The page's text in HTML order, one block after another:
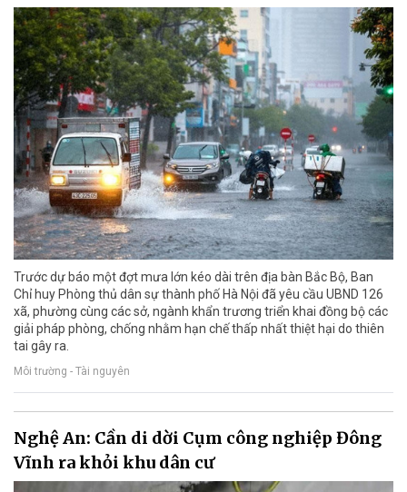
Trước dự báo một đợt mưa lớn kéo dài trên địa bàn Bắc Bộ, Ban
Chỉ huy Phòng thủ dân sự thành phố Hà Nội đã yêu cầu UBND 126
xã, phường cùng các sở, ngành khẩn trương triển khai đồng bộ các
giải pháp phòng, chống nhằm hạn chế thấp nhất thiệt hại do thiên
tai gây ra.
Môi trường - Tài nguyên
Nghệ An: Cần di dời Cụm công nghiệp Đông
Vĩnh ra khỏi khu dân cư